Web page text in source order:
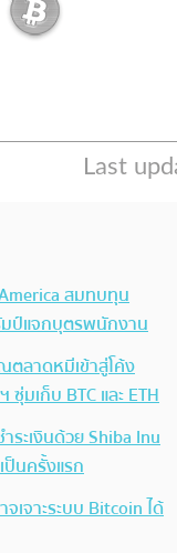
สมทบทุน
ป์แจกบุตรพนักงาน
ลาดหมีเข้าสู่โค้ง
มเก็บ BTC และ ETH
ระเงินด้วย Shiba Inu
ป็นครั้งแรก
เจาะระบบ Bitcoin ได้